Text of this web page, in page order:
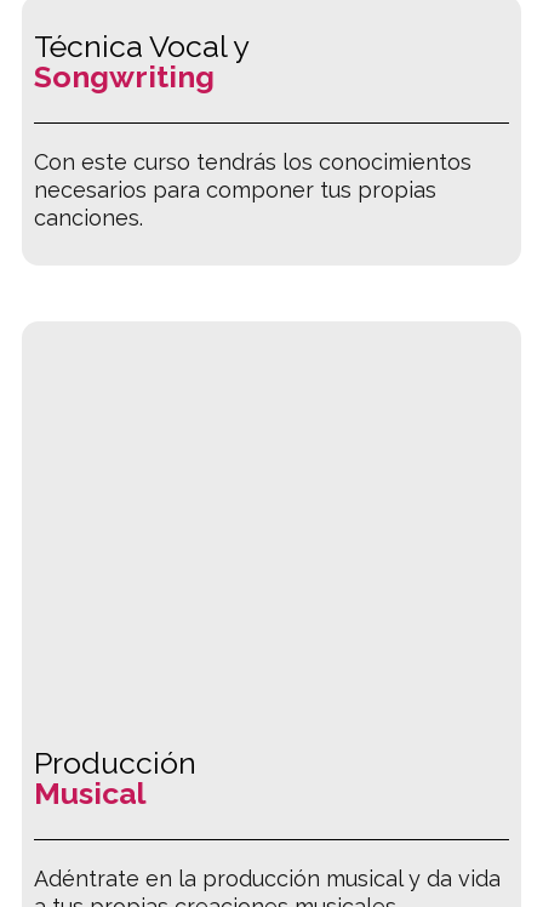
Técnica Vocal y
Songwriting
Con este curso tendrás los conocimientos
necesarios para componer tus propias
canciones.
Producción
Musical
Adéntrate en la producción musical y da vida